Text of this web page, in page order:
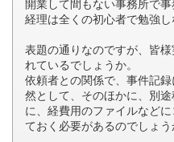
開業して間もない事務所で
経理は全くの初心者で勉強し
表題の通りなのですが、皆
れているでしょうか。
依頼者との関係で、事件記
然として、そのほかに、別
に、経費用のファイルなど
ておく必要があるのでしょう